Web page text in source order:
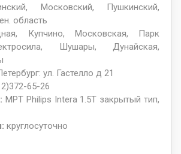
Московский, Пушкинский,
область
Купчино, Московская, Парк
Шушары, Дунайская,
ул. Гастелло д 21
65-26
МРТ Philips Intera 1.5T закрытый тип,
круглосуточно